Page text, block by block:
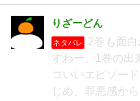
りざーどん
ネタバレ
2巻も面
すわー。1巻の出
コいいエピソー
じめ、罪悪感か